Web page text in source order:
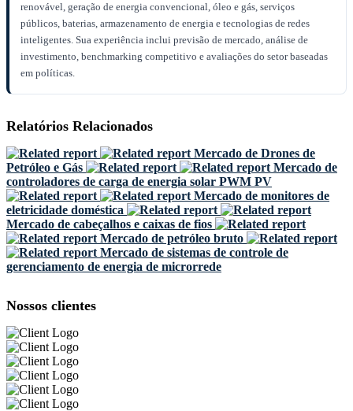
renovável, geração de energia convencional, óleo e gás, serviços
públicos, baterias, armazenamento de energia e tecnologias de redes
inteligentes. Sua experiência inclui previsão de mercado, análise de
investimento, benchmarking competitivo e avaliações do setor baseadas
em políticas.
Relatórios Relacionados
Mercado de Drones de
Petróleo e Gás
Mercado de
controladores de carga de energia solar PWM PV
Mercado de monitores de
eletricidade doméstica
Mercado de cabeçalhos e caixas de fios
Mercado de petróleo bruto
Mercado de sistemas de controle de
gerenciamento de energia de microrrede
Nossos clientes